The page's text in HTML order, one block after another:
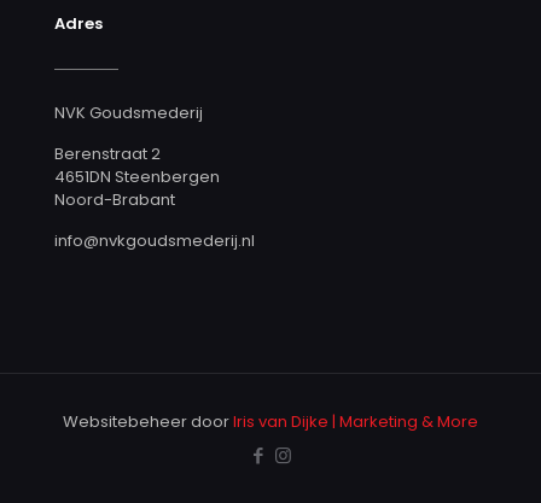
Adres
NVK Goudsmederij
Berenstraat 2
4651DN Steenbergen
Noord-Brabant
info@nvkgoudsmederij.nl
Websitebeheer doorIris van Dijke | Marketing & More